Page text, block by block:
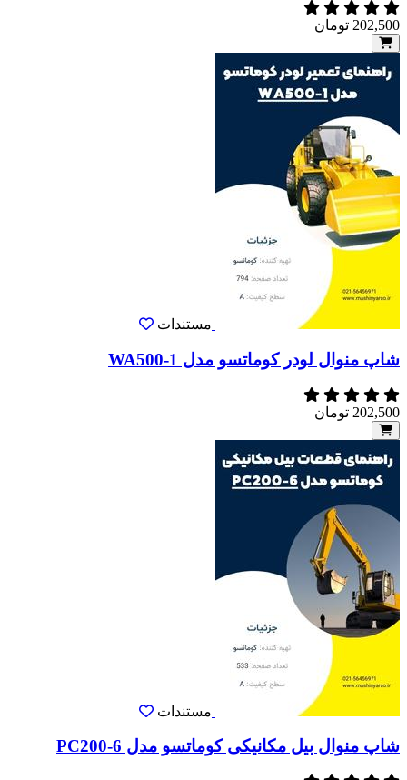
202,500 تومان
مستندات
شاپ منوال لودر کوماتسو مدل WA500-1
202,500 تومان
مستندات
شاپ منوال بیل مکانیکی کوماتسو مدل PC200-6